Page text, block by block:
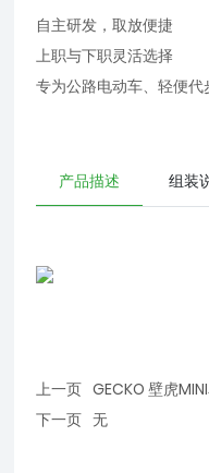
自主研发，取放便捷
上职与下职灵活选择
专为公路电动车、轻便代
产品描述 组装
上一页 GECKO 壁虎
无
下一页